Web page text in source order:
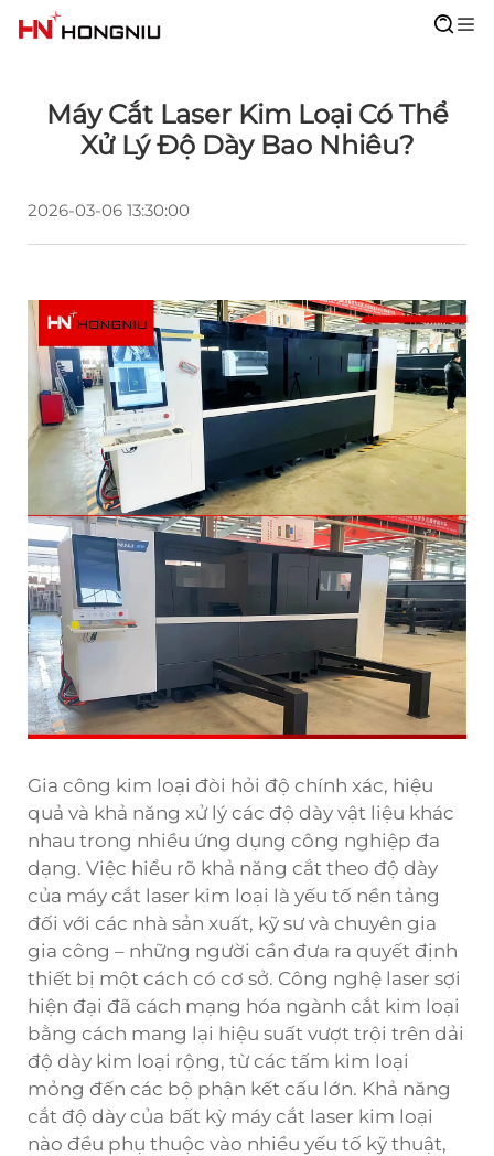
Máy Cắt Laser Kim Loại Có Thể
Xử Lý Độ Dày Bao Nhiêu?
2026-03-06 13:30:00
Gia công kim loại đòi hỏi độ chính xác, hiệu
quả và khả năng xử lý các độ dày vật liệu khác
nhau trong nhiều ứng dụng công nghiệp đa
dạng. Việc hiểu rõ khả năng cắt theo độ dày
của máy cắt laser kim loại là yếu tố nền tảng
đối với các nhà sản xuất, kỹ sư và chuyên gia
gia công – những người cần đưa ra quyết định
thiết bị một cách có cơ sở. Công nghệ laser sợi
hiện đại đã cách mạng hóa ngành cắt kim loại
bằng cách mang lại hiệu suất vượt trội trên dải
độ dày kim loại rộng, từ các tấm kim loại
mỏng đến các bộ phận kết cấu lớn. Khả năng
cắt độ dày của bất kỳ máy cắt laser kim loại
nào đều phụ thuộc vào nhiều yếu tố kỹ thuật,